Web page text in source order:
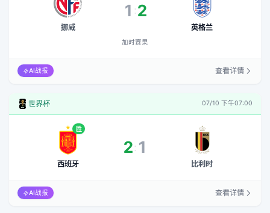
挪威
1 :2
加时赛果
英格兰
加时赛果
AI战报 查看详情
世界杯 07/10 下午07:00
胜
西班牙
2: 1
比利时
AI战报 查看详情